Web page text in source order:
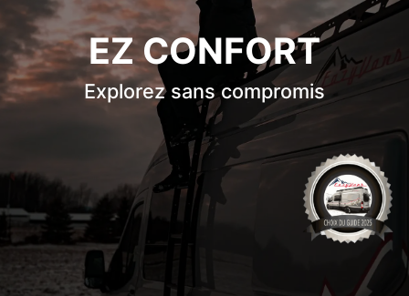
EZ CONFORT
Explorez sans compromis